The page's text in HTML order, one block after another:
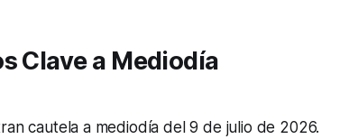
Clave a Mediodía
cautela a mediodía del 9 de julio de 2026.